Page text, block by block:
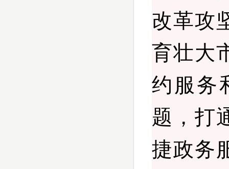
改革攻
育壮大
约服务
题，打
捷政务